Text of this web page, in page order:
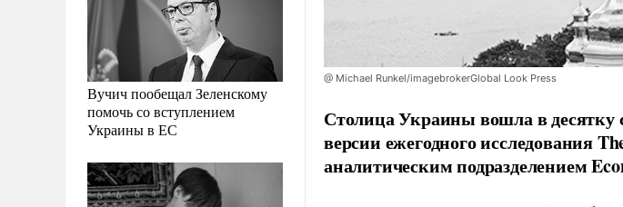
Вучич пообещал Зеленскому
помочь со вступлением
Украины в ЕС
@ Michael Runkel/imagebrokerGlobal Look Press
Столица Украины вошла в
версии ежегодного исследования
аналитическим подразделением